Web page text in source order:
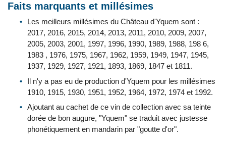
Faits marquants et millésimes
Les meilleurs millésimes du Château d'Yquem sont :
2017, 2016, 2015, 2014, 2013, 2011, 2010, 2009, 2007,
2005, 2003, 2001, 1997, 1996, 1990, 1989, 1988, 198 6,
1983 , 1976, 1975, 1967, 1962, 1959, 1949, 1947, 1945,
1937, 1929, 1927, 1921, 1893, 1869, 1847 et 1811.
Il n'y a pas eu de production d'Yquem pour les millésimes
1910, 1915, 1930, 1951, 1952, 1964, 1972, 1974 et 1992.
Ajoutant au cachet de ce vin de collection avec sa teinte
dorée de bon augure, "Yquem" se traduit avec justesse
phonétiquement en mandarin par "goutte d'or".